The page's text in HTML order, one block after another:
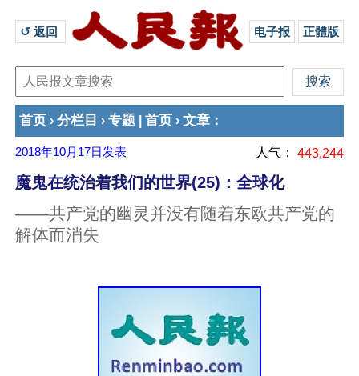
↺ 返回 电子报 正體版
首页 › 分栏目 › 专题 首页 › 文章 ：
2018年10月17日 发表 人气： 443,244
魔鬼在统治着我们的世界(25)：全球化
——共产党的幽灵并没有随着东欧共产党的
解体而消失